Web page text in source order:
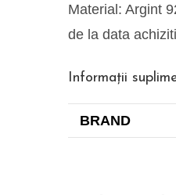
Material: Argint
de la data
Informații
BRAND